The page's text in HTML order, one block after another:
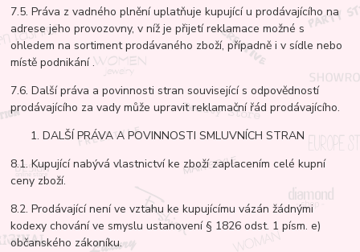
7.5. Práva z vadného plnění uplatňuje kupující u prodávajícího na
adrese jeho provozovny, v níž je přijetí reklamace možné s
ohledem na sortiment prodávaného zboží, případně i v sídle nebo
místě podnikání .
7.6. Další práva a povinnosti stran související s odpovědností
prodávajícího za vady může upravit reklamační řád prodávajícího.
DALŠÍ PRÁVA A POVINNOSTI SMLUVNÍCH STRAN
8.1. Kupující nabývá vlastnictví ke zboží zaplacením celé kupní
ceny zboží.
8.2. Prodávající není ve vztahu ke kupujícímu vázán žádnými
kodexy chování ve smyslu ustanovení § 1826 odst. 1 písm. e)
občanského zákoníku.